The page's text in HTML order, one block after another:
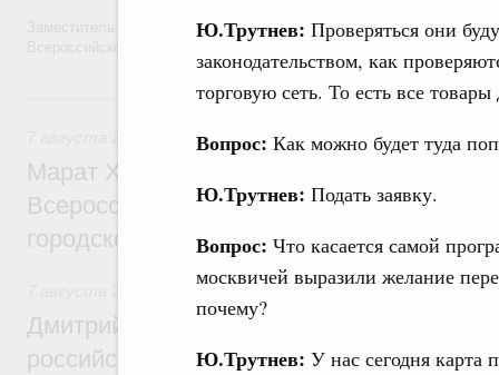
Ю.Трутнев: Проверяться они
законодательством, как
торговую сеть. То есть все
Вопрос: Как можно будет туда
Ю.Трутнев: Подать заявку.
Вопрос: Что касается самой
москвичей выразили желание
почему?
Ю.Трутнев: У нас сегодня карта
Заместитель Председателя Правительства Татьяна Голикова
7 августа, пятница
Экономика городов. Городская среда
Марат Хуснуллин провёл заседание
Всероссийского конкурса лучших
городской среды
Отрасль информационных технологий
Дмитрий Чернышенко и Сергей Кравцов
российскую сборную с победой на